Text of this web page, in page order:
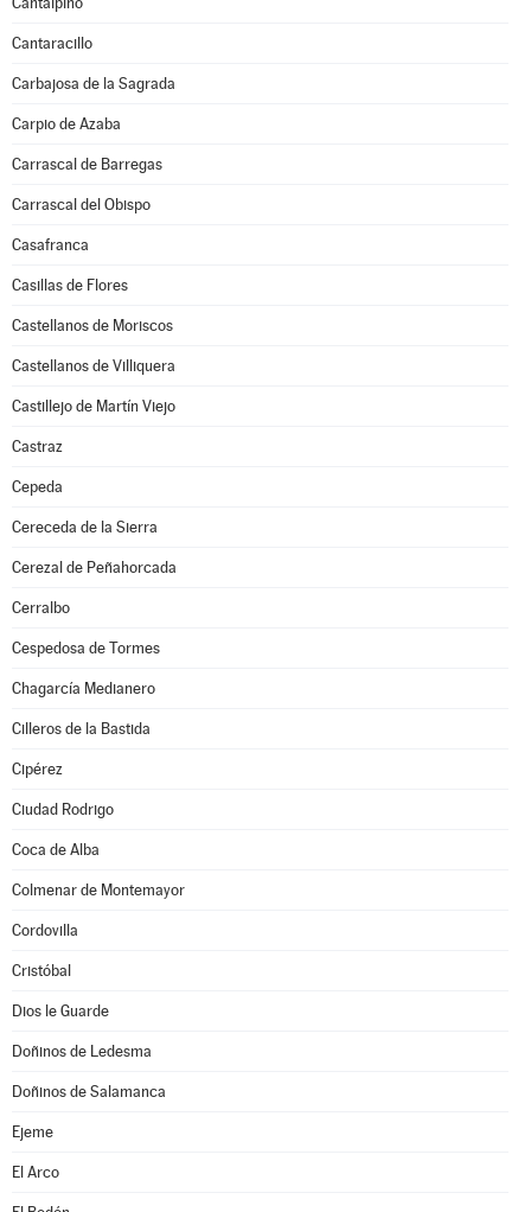
Cantaracillo
Carbajosa de la Sagrada
Carpio de Azaba
Carrascal de Barregas
Carrascal del Obispo
Casafranca
Casillas de Flores
Castellanos de Moriscos
Castellanos de Villiquera
Castillejo de Martín Viejo
Castraz
Cepeda
Cereceda de la Sierra
Cerezal de Peñahorcada
Cerralbo
Cespedosa de Tormes
Chagarcía Medianero
Cilleros de la Bastida
Cipérez
Ciudad Rodrigo
Coca de Alba
Colmenar de Montemayor
Cordovilla
Cristóbal
Dios le Guarde
Doñinos de Ledesma
Doñinos de Salamanca
Ejeme
El Arco